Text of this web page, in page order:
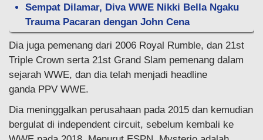
Sempat Dilamar, Diva WWE Nikki Bella Ngaku
Trauma Pacaran dengan John Cena
Dia juga pemenang dari 2006 Royal Rumble, dan 21st
Triple Crown serta 21st Grand Slam pemenang dalam
sejarah WWE, dan dia telah menjadi headline
ganda PPV WWE.
Dia meninggalkan perusahaan pada 2015 dan kemudian
bergulat di independent circuit, sebelum kembali ke